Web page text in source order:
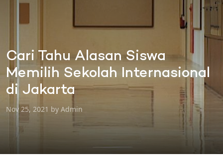
Cari Tahu Alasan Siswa
Memilih Sekolah Internasional
di Jakarta
Nov 25, 2021 by Admin